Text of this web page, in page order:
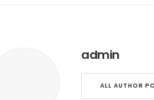
admin
ALL AUTHOR